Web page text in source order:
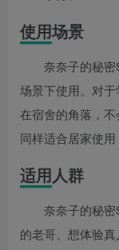
使用场景
奈奈子的秘
场景下使用。对
在宿舍的角落，
同样适合居家使用
适用人群
奈奈子的秘
的老哥、想体验